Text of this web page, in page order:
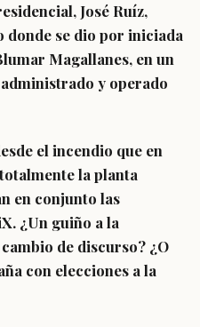
José Ruíz,
donde se dio por iniciada
Magallanes, en un
y operado
el incendio que en
la planta
en conjunto las
¿Un guiño a la
de discurso? ¿O
con elecciones a la